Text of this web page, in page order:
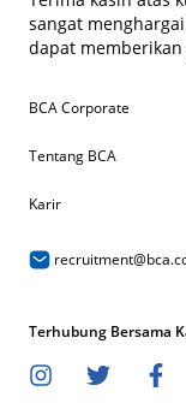
sangat
dapat
BCA Corporate
Tentang BCA
Karir
Terhubung Bersama